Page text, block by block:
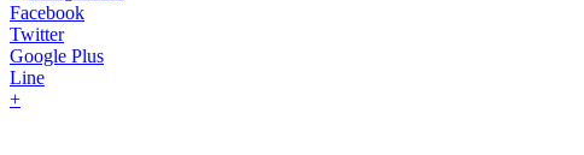
Facebook
Twitter
Google Plus
Line
+